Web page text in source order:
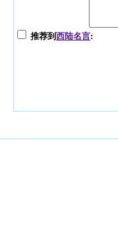
推荐到西陆名言: